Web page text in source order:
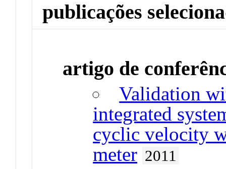
publicações
artigo de
Validation
integrated
cyclic velocity
meter 2011